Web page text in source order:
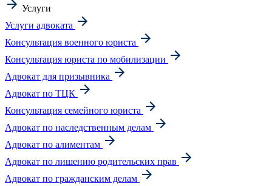
Услуги
Услуги адвоката
Консультация военного юриста
Консультация юриста по мобилизации
Адвокат для призывника
Адвокат по ТЦК
Консультация семейного юриста
Адвокат по наследственным делам
Адвокат по алиментам
Адвокат по лишению родительских прав
Адвокат по гражданским делам